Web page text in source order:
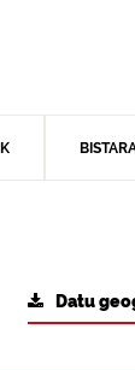
Datu